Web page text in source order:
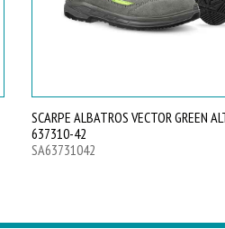
SCARPE ALBATROS VECTOR GREEN
637310-42
SA63731042